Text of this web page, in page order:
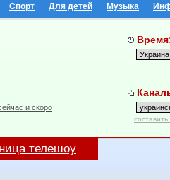
Спорт Для детей Музыка
и скоро
телешоу